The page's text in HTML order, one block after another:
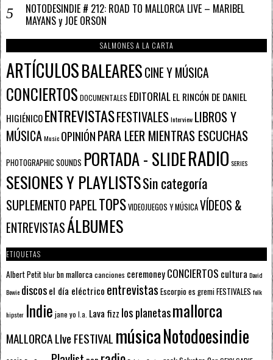
NOTODESINDIE # 212: ROAD TO MALLORCA LIVE – MARIBEL
MAYANS y JOE ORSON
SALMONES A LA CARTA
ARTÍCULOSBALEARESCINE Y MÚSICA
CONCIERTOS DOCUMENTALES EDITORIALEL RINCÓN DE DANIEL
HIGIÉNICOENTREVISTASFESTIVALESInterview LIBROS Y
MÚSICAMusic OPINIÓNPARA LEER MIENTRAS ESCUCHAS
PHOTOGRAPHIC SOUNDS PORTADA - SLIDERADIO SERIES
SESIONES Y PLAYLISTSSin categoría
SUPLEMENTO PAPELTOPSVIDEOJUEGOS Y MÚSICAVÍDEOS &
ENTREVISTASÁLBUMES
ETIQUETAS
Albert Petitblurbn mallorcacanciones ceremoneyCONCIERTOS cultura David
Bowie discosel día eléctrico entrevistas Escorpioes gremiFESTIVALES folk
hipster Indie jane yo l.a. Lava fizz los planetasmallorca
MALLORCA LIve FESTIVAL músicaNotodoesindie